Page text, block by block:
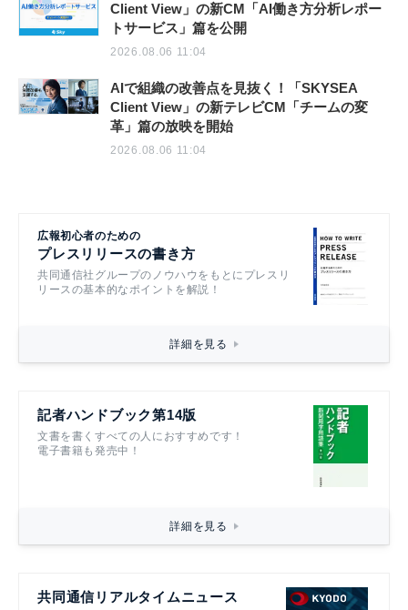
Client View」の新CM「AI働き方分析レポー
トサービス」篇を公開
2026.08.06 11:04
AIで組織の改善点を見抜く！「SKYSEA
Client View」の新テレビCM「チームの変
革」篇の放映を開始
2026.08.06 11:04
広報初心者のための
プレスリリースの書き方
共同通信社グループのノウハウをもとにプレスリ
リースの基本的なポイントを解説！
詳細を見る
記者ハンドブック第14版
文書を書くすべての人におすすめです！
電子書籍も発売中！
詳細を見る
共同通信リアルタイムニュース